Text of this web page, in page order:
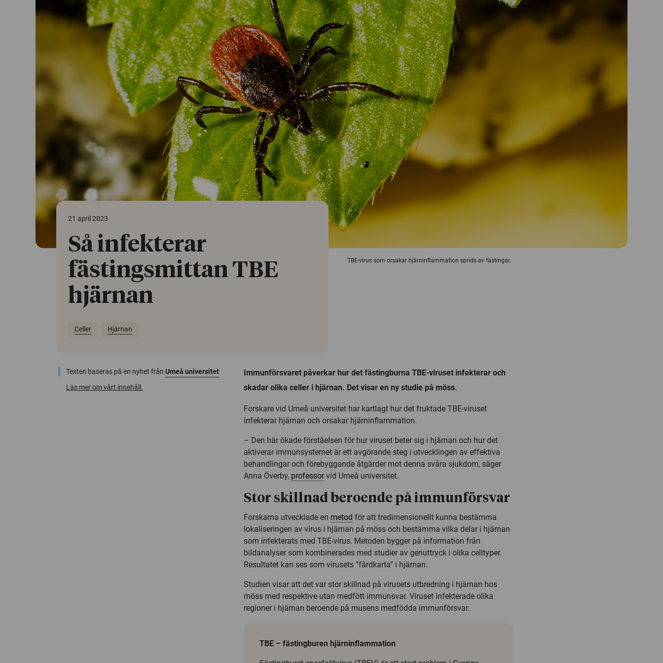
TBE-virus som orsakar hjärninflammation sprids av fästingar.
21 april 2023
Så infekterar
fästingsmittan TBE
hjärnan
Celler Hjärnan
Texten baseras på en nyhet från Umeå universitet
Läs mer om vårt innehåll.
Immunförsvaret påverkar hur det fästingburna TBE-viruset infekterar och
skadar olika celler i hjärnan. Det visar en ny studie på möss.
Forskare vid Umeå universitet har kartlagt hur det fruktade TBE-viruset
infekterar hjärnan och orsakar hjärninflammation.
– Den här ökade förståelsen för hur viruset beter sig i hjärnan och hur det
aktiverar immunsystemet är ett avgörande steg i utvecklingen av effektiva
behandlingar och förebyggande åtgärder mot denna svåra sjukdom, säger
Anna Överby, professorvid Umeå universitet.
Stor skillnad beroende på immunförsvar
Forskarna utvecklade en metod för att tredimensionellt kunna bestämma
lokaliseringen av virus i hjärnan på möss och bestämma vilka delar i hjärnan
som infekterats med TBE-virus. Metoden bygger på information från
bildanalyser som kombinerades med studier av genuttryck i olika celltyper.
Resultatet kan ses som virusets ”färdkarta” i hjärnan.
Studien visar att det var stor skillnad på virusets utbredning i hjärnan hos
möss med respektive utan medfött immunsvar. Viruset infekterade olika
regioner i hjärnan beroende på musens medfödda immunförsvar.
TBE – fästingburen hjärninflammation